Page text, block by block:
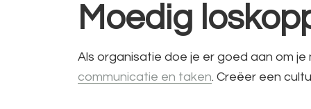
Moedig
Als organisatie doe je er goed aan om
communicatie en taken. Creëer een